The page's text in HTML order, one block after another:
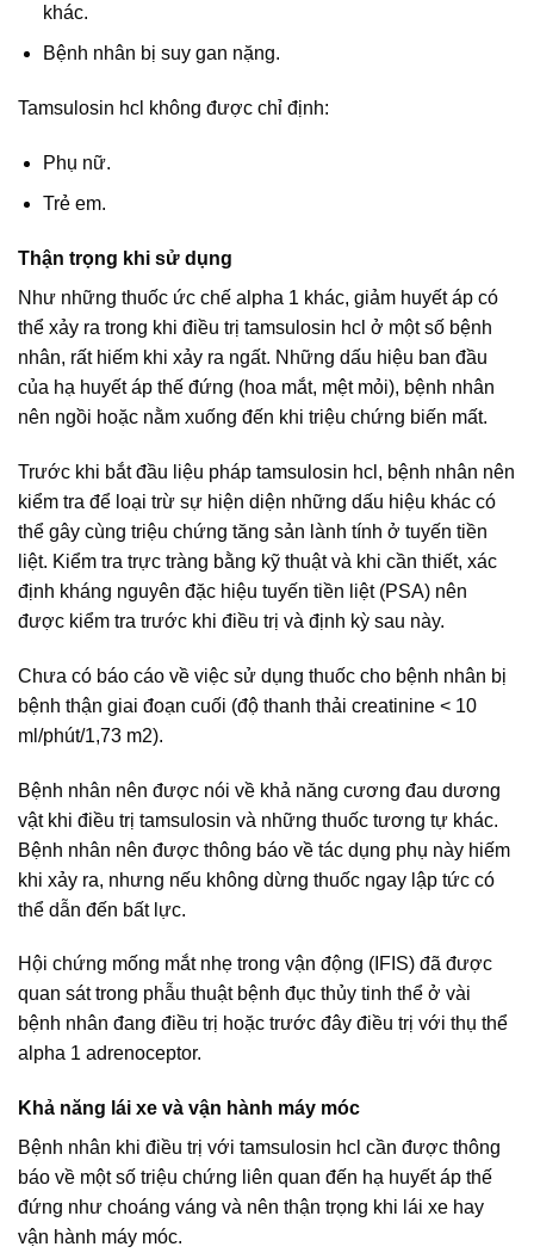
khác.
Bệnh nhân bị suy gan nặng.
Tamsulosin hcl không được chỉ định:
Phụ nữ.
Trẻ em.
Thận trọng khi sử dụng
Như những thuốc ức chế alpha 1 khác, giảm huyết áp có
thể xảy ra trong khi điều trị tamsulosin hcl ở một số bệnh
nhân, rất hiếm khi xảy ra ngất. Những dấu hiệu ban đầu
của hạ huyết áp thế đứng (hoa mắt, mệt mỏi), bệnh nhân
nên ngồi hoặc nằm xuống đến khi triệu chứng biến mất.
Trước khi bắt đầu liệu pháp tamsulosin hcl, bệnh nhân nên
kiểm tra để loại trừ sự hiện diện những dấu hiệu khác có
thể gây cùng triệu chứng tăng sản lành tính ở tuyến tiền
liệt. Kiểm tra trực tràng bằng kỹ thuật và khi cần thiết, xác
định kháng nguyên đặc hiệu tuyến tiền liệt (PSA) nên
được kiểm tra trước khi điều trị và định kỳ sau này.
Chưa có báo cáo về việc sử dụng thuốc cho bệnh nhân bị
bệnh thận giai đoạn cuối (độ thanh thải creatinine < 10
ml/phút/1,73 m2).
Bệnh nhân nên được nói về khả năng cương đau dương
vật khi điều trị tamsulosin và những thuốc tương tự khác.
Bệnh nhân nên được thông báo về tác dụng phụ này hiếm
khi xảy ra, nhưng nếu không dừng thuốc ngay lập tức có
thể dẫn đến bất lực.
Hội chứng mống mắt nhẹ trong vận động (IFIS) đã được
quan sát trong phẫu thuật bệnh đục thủy tinh thể ở vài
bệnh nhân đang điều trị hoặc trước đây điều trị với thụ thể
alpha 1 adrenoceptor.
Khả năng lái xe và vận hành máy móc
Bệnh nhân khi điều trị với tamsulosin hcl cần được thông
báo về một số triệu chứng liên quan đến hạ huyết áp thế
đứng như choáng váng và nên thận trọng khi lái xe hay
vận hành máy móc.